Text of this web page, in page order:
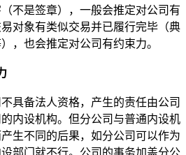
不是签章），一般会推定对公司有
对象有类似交易并已履行完毕（典
，也会推定对公司有约束力。
备法人资格，产生的责任由公司
内设机构。但分公司与普通内设机
生不同的后果，如分公司可以作为
部门就不行。公司的事务加盖分公